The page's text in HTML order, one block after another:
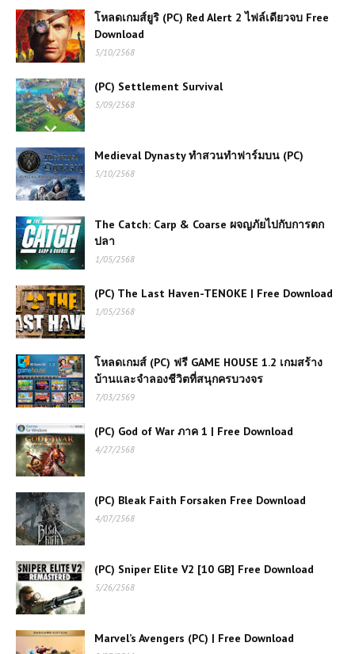
โหลดเกมส์ยูริ (PC) Red Alert 2 ไฟล์เดียวจบ Free
Download
5/10/2568
(PC) Settlement Survival
5/09/2568
Medieval Dynasty ทำสวนทำฟาร์มบน (PC)
5/10/2568
The Catch: Carp & Coarse ผจญภัยไปกับการตก
ปลา
1/05/2568
(PC) The Last Haven-TENOKE | Free Download
1/05/2568
โหลดเกมส์ (PC) ฟรี GAME HOUSE 1.2 เกมสร้าง
บ้านและจำลองชีวิตที่สนุกครบวงจร
7/03/2569
(PC) God of War ภาค 1 | Free Download
4/27/2568
(PC) Bleak Faith Forsaken Free Download
4/07/2568
(PC) Sniper Elite V2 [10 GB] Free Download
5/26/2568
Marvel’s Avengers (PC) | Free Download